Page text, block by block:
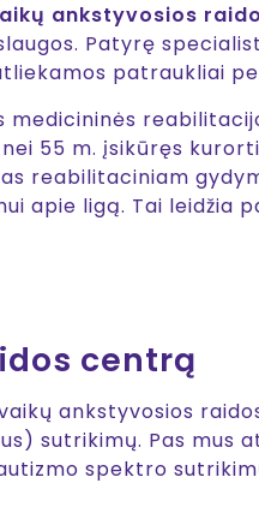
ankstyvosios
Patyrę
patraukliai
55 m. įsikūręs
reabilitaciniam
apie ligą. Tai leidžia
centrą
ankstyvosios
sutrikimų. Pas mus
spektro